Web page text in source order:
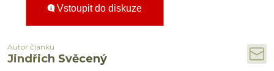
Vstoupit do diskuze
Autor článku
Jindřich Svěcený